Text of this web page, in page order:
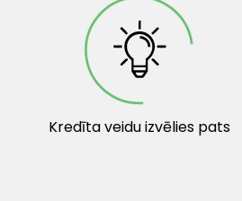
Kredīta veidu izvēlies pats